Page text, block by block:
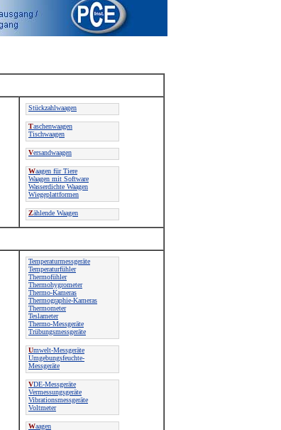
Stückzahlwaagen
Taschenwaagen
Tischwaagen
Versandwaagen
Waagen für Tiere
Waagen mit Software
Wasserdichte Waagen
Wiegeplattformen
Zählende Waagen
Temperaturmessgeräte
Temperaturfühler
Thermofühler
Thermohygrometer
Thermo-Kameras
Thermographie-Kameras
Thermometer
Teslameter
Thermo-Messgeräte
Trübungsmessgeräte
Umwelt-Messgeräte
Umgebungsfeuchte-
Messgeräte
VDE-Messgeräte
Vermessungsgeräte
Vibrationsmessgeräte
Voltmeter
Waagen